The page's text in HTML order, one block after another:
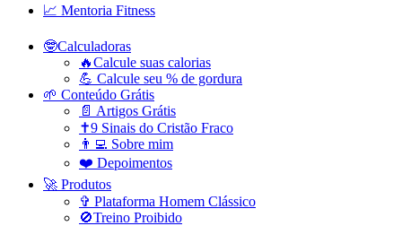
📈 Mentoria Fitness
🤓Calculadoras
🔥Calcule suas calorias
💪 Calcule seu % de gordura
🌱 Conteúdo Grátis
📄 Artigos Grátis
✝️9 Sinais do Cristão Fraco
👨‍💻 Sobre mim
❤️ Depoimentos
🚀 Produtos
✞ Plataforma Homem Clássico
🚫Treino Proibido